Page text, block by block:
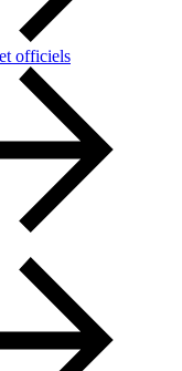
officiels